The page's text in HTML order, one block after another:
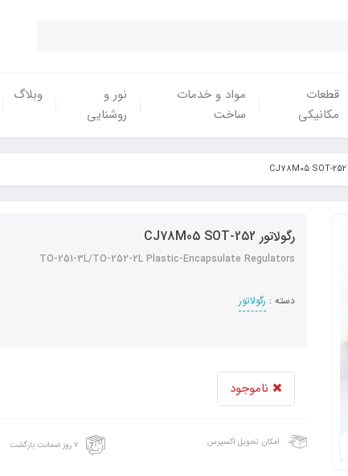
قطعات
مکانیکی
مواد و خدمات
ساخت
نور و
روشنایی
وبلاگ
رگولاتور CJ78M05 SOT-252
TO-251-3L/TO-252-2L Plastic-Encapsulate Regulators
دسته : رگولاتور
ناموجود
امکان تحویل اکسپرس ۷ روز ضمانت بازگشت